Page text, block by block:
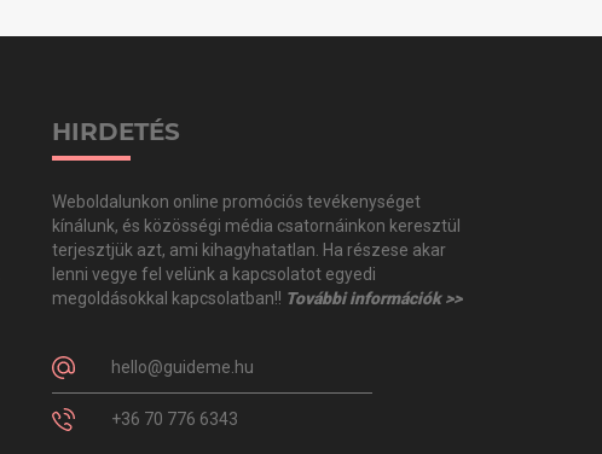
HIRDETÉS
Weboldalunkon online promóciós tevékenységet
kínálunk, és közösségi média csatornáinkon keresztül
terjesztjük azt, ami kihagyhatatlan. Ha részese akar
lenni vegye fel velünk a kapcsolatot egyedi
megoldásokkal kapcsolatban!! További információk >>
hello@guideme.hu
+36 70 776 6343